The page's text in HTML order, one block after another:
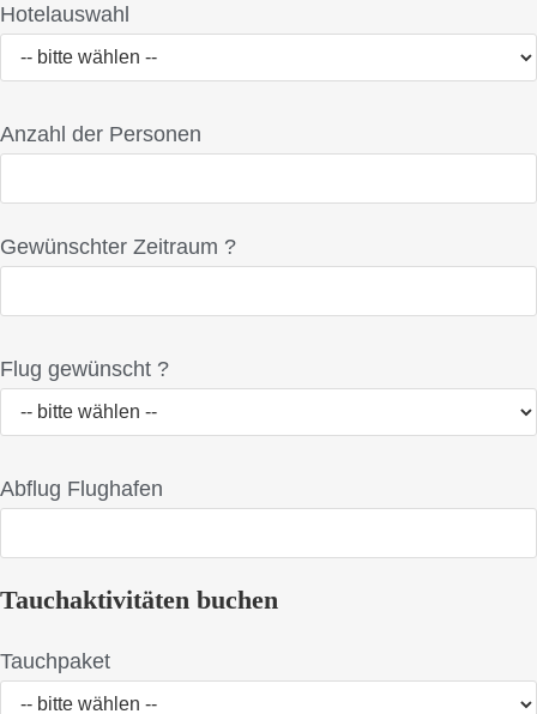
Hotelauswahl
Anzahl der Personen
Gewünschter Zeitraum ?
Flug gewünscht ?
Abflug Flughafen
Tauchaktivitäten buchen
Tauchpaket